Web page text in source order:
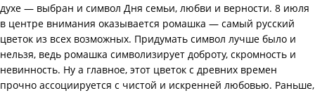
духе — выбран и символ Дня семьи, любви и верности. 8 июля
в центре внимания оказывается ромашка — самый русский
цветок из всех возможных. Придумать символ лучше было и
нельзя, ведь ромашка символизирует доброту, скромность и
невинность. Ну а главное, этот цветок с древних времен
прочно ассоциируется с чистой и искренней любовью. Раньше,